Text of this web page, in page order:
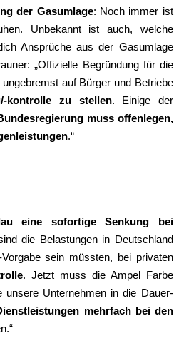
der Gasumlage: Noch immer ist
Unbekannt ist auch, welche
Ansprüche aus der Gasumlage
„Offizielle Begründung für die
auf Bürger und Betriebe
kontrolle zu stellen. Einige der
muss offenlegen,
.“
eine sofortige Senkung bei
die Belastungen in Deutschland
sein müssten, bei privaten
. Jetzt muss die Ampel Farbe
Unternehmen in die Dauer-
mehrfach bei den